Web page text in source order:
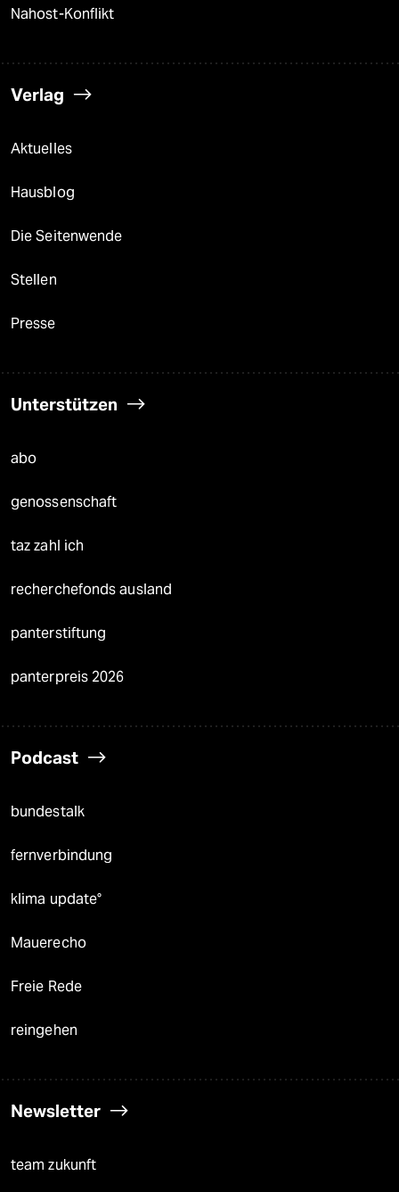
Nahost-Konflikt
Verlag
Aktuelles
Hausblog
Die Seitenwende
Stellen
Presse
Unterstützen
abo
genossenschaft
taz zahl ich
recherchefonds ausland
panterstiftung
panterpreis 2026
Podcast
bundestalk
fernverbindung
klima update°
Mauerecho
Freie Rede
reingehen
Newsletter
team zukunft